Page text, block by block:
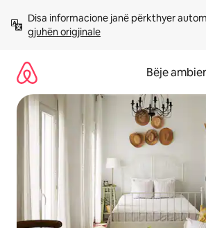
përmbajtja
Disa informacione janë përkthyer
gjuhën origjinale
Bëje